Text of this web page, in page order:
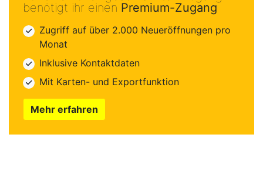
benötigt ihr einen Premium-Zugang
Zugriff auf über 2.000 Neueröffnungen pro
Monat
Inklusive Kontaktdaten
Mit Karten- und Exportfunktion
Mehr erfahren